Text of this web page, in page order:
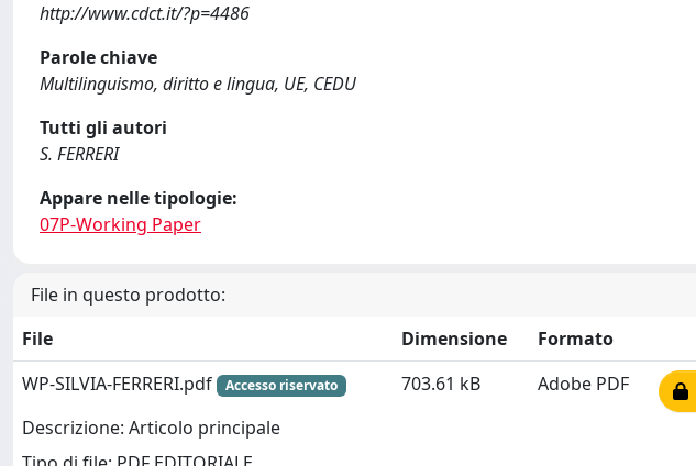
http://www.cdct.it/?p=4486
Parole chiave
Multilinguismo, diritto e lingua, UE, CEDU
Tutti gli autori
S. FERRERI
Appare nelle tipologie:
07P-Working Paper
File in questo prodotto:
File
Dimensione
Formato
WP-SILVIA-FERRERI.pdf
Accesso riservato
Descrizione: Articolo principale
703.61 kB Adobe PDF